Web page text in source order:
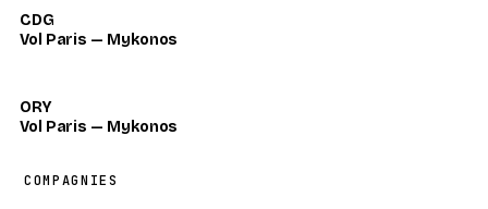
CDG
Vol Paris — Mykonos
ORY
Vol Paris — Mykonos
COMPAGNIES